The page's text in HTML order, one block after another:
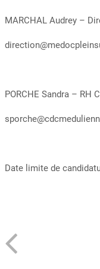
MARCHAL Audrey –
PORCHE Sandra – RH
Date limite de